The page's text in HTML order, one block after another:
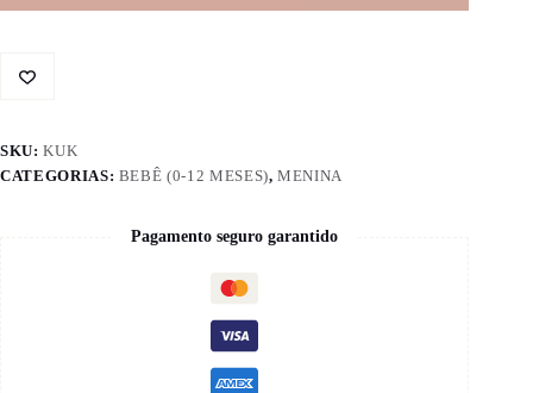
SKU:KUK
CATEGORIAS: BEBÊ (0-12 MESES),MENINA
Pagamento seguro garantido